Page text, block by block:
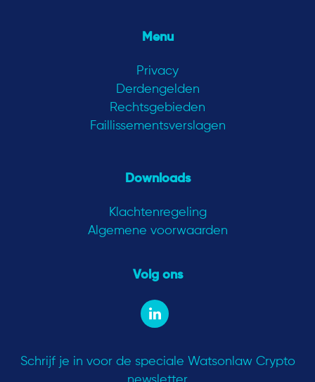
Menu
Privacy
Derdengelden
Rechtsgebieden
Faillissementsverslagen
Downloads
Klachtenregeling
Algemene voorwaarden
Volg ons
Schrijf je in voor de speciale Watsonlaw Crypto